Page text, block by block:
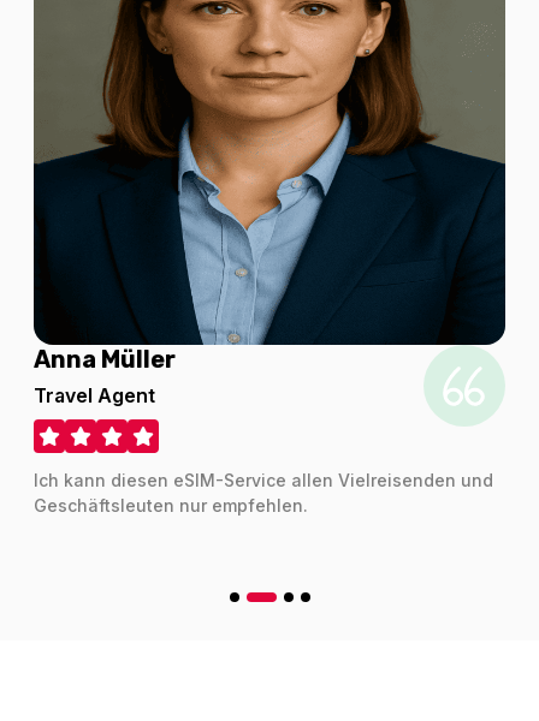
Anna Müller
Travel Agent
Ich kann diesen eSIM-Service allen Vielreisenden und
Geschäftsleuten nur empfehlen.